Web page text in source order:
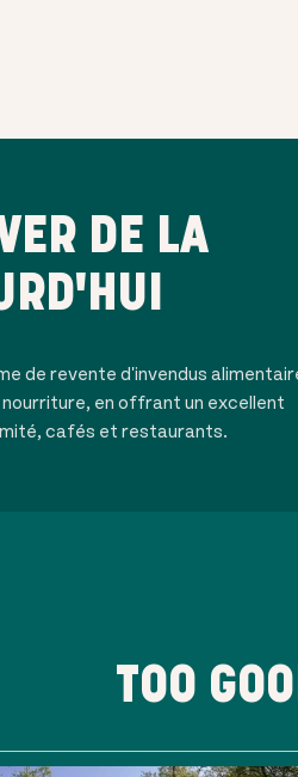
DE LA
de revente d'invendus
nourriture, en offrant un excellent
cafés et restaurants.
TOO